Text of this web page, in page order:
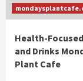
Health-
and Drinks
Plant Cafe